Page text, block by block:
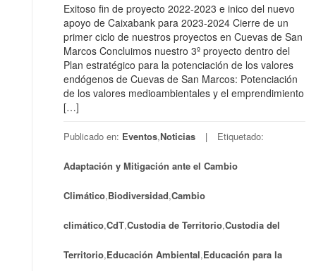
Exitoso fin de proyecto 2022-2023 e inico del nuevo
apoyo de Caixabank para 2023-2024 Cierre de un
primer ciclo de nuestros proyectos en Cuevas de San
Marcos Concluimos nuestro 3º proyecto dentro del
Plan estratégico para la potenciación de los valores
endógenos de Cuevas de San Marcos: Potenciación
de los valores medioambientales y el emprendimiento
[…]
Publicado en: Eventos,Noticias Etiquetado:
Adaptación y Mitigación ante el Cambio
Climático,Biodiversidad,Cambio
climático,CdT,Custodia de Territorio,Custodia del
Territorio,Educación Ambiental,Educación para la